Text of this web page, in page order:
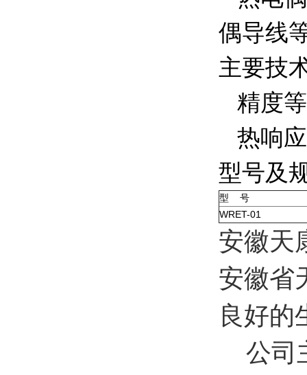
偶导线
主要技
精度
热响
型号及
型 号
WRET-01
安徽天
安徽省
良好的
公司